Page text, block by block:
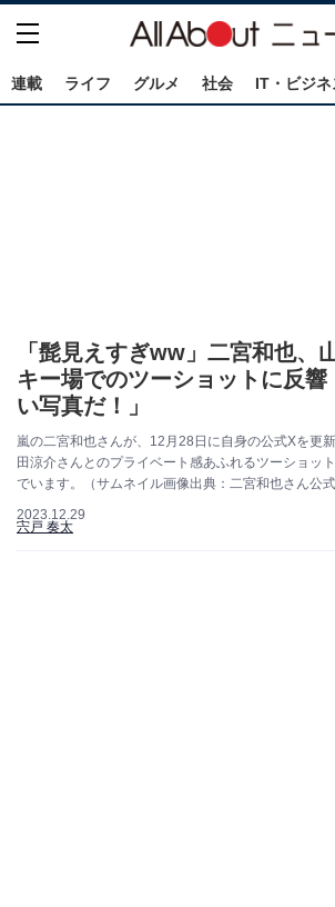
連載 ライフ グルメ 社会 IT・ビジネ
「髭見えすぎww」二宮和也、
キー場でのツーショットに反響
い写真だ！」
嵐の二宮和也さんが、12月28日に自身の公式Xを更
田涼介さんとのプライベート感あふれるツーショッ
でいます。（サムネイル画像出典：二宮和也さん公式
2023.12.29
宍戸 奏太